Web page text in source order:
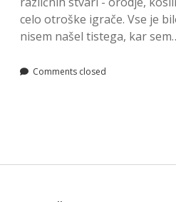
celo otroške igrače. Vse je
nisem našel tistega, kar
Comments closed